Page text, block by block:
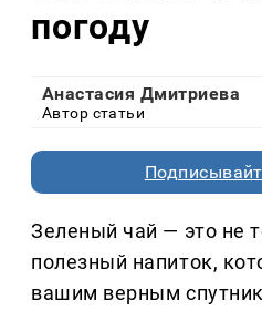
погоду
Анастасия Дмитриева
Автор статьи
Зеленый чай — это не
полезный напиток,
вашим верным